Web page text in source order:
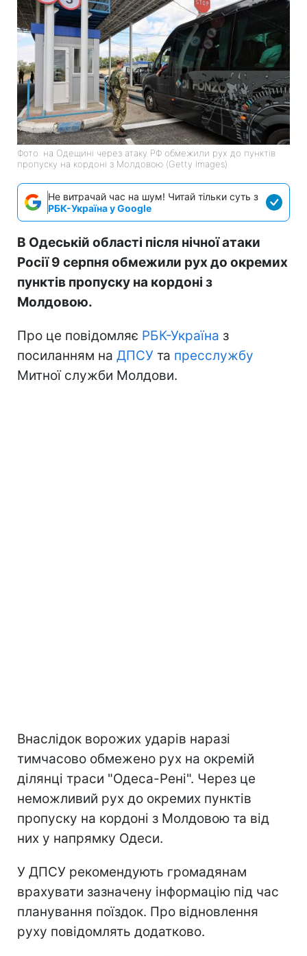
Фото: на Одещині через атаку РФ обмежили рух до пунктів
пропуску на кордоні з Молдовою (Getty Images)
Не витрачай час на шум! Читай тільки суть з
РБК-Україна у Google
В Одеській області після нічної атаки
Росії 9 серпня обмежили рух до окремих
пунктів пропуску на кордоні з
Молдовою.
Про це повідомляє РБК-Україна з
посиланням на ДПСУ та пресслужбу
Митної служби Молдови.
Внаслідок ворожих ударів наразі
тимчасово обмежено рух на окремій
ділянці траси "Одеса-Рені". Через це
неможливий рух до окремих пунктів
пропуску на кордоні з Молдовою та від
них у напрямку Одеси.
У ДПСУ рекомендують громадянам
врахувати зазначену інформацію під час
планування поїздок. Про відновлення
руху повідомлять додатково.